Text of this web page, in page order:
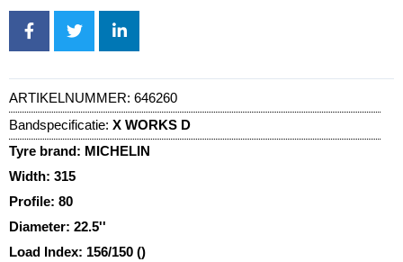
ARTIKELNUMMER: 646260
Bandspecificatie: X WORKS D
Tyre brand: MICHELIN
Width: 315
Profile: 80
Diameter: 22.5''
Load Index: 156/150 ()